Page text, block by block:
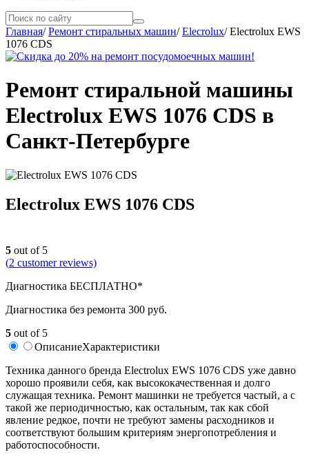
Главная/Ремонт стиральных машин/Elecrolux/Electrolux EWS
1076 CDS
Ремонт стиральной машины
Electrolux EWS 1076 CDS в
Санкт-Петербурге
Electrolux EWS 1076 CDS
5 out of 5
(2 customer reviews)
Диагностика БЕСПЛАТНО*
Диагностика без ремонта 300 руб.
5 out of 5
ОписаниеХарактеристики
Техника данного бренда Electrolux EWS 1076 CDS уже давно
хорошо проявили себя, как высококачественная и долго
служащая техника. Ремонт машинки не требуется частый, а с
такой же периодичностью, как остальным, так как сбой
явление редкое, почти не требуют замены расходников и
соответствуют большим критериям энергопотребления и
работоспособности.